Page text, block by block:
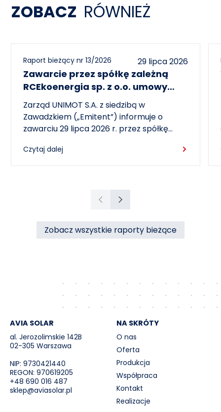
ZOBACZ RÓWNIEŻ
Raport bieżący nr 13/2026 29 lipca 2026
Zawarcie przez spółkę zależną
RCEkoenergia sp. z o.o. umowy
wieloletniej na sprzedaż ciepła do
miasta Czechowice-Dziedzice
Zarząd UNIMOT S.A. z siedzibą w
Zawadzkiem („Emitent”) informuje o
zawarciu 29 lipca 2026 r. przez spółkę
wieloletniej umowy sprzedaży ciepła z
Przedsiębiorstwem Inżynierii Miejskiej sp. z
Dziedzicach („PIM”), dotyczącej sprzedaży
ciepła do miasta Czechowice-Dziedzice
Czytaj dalej
PoprzedniNastępny
Zobacz wszystkie raporty bieżące
AVIA SOLAR
al. Jerozolimskie 142B
02-305 Warszawa
NIP: 9730421440
REGON: 970619205
+48 690 016 487
sklep@aviasolar.pl
NA SKRÓTY
O nas
Oferta
Produkcja
Współpraca
Kontakt
Realizacje